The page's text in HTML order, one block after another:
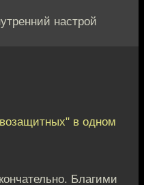
настрой
в одном
Благими